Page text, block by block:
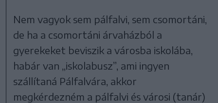
Nem vagyok sem pálfalvi, sem csomortáni,
de ha a csomortáni árvaházból a
gyerekeket beviszik a városba iskolába,
habár van „iskolabusz”, ami ingyen
szállítaná Pálfalvára, akkor
megkérdezném a pálfalvi és városi (tanár)